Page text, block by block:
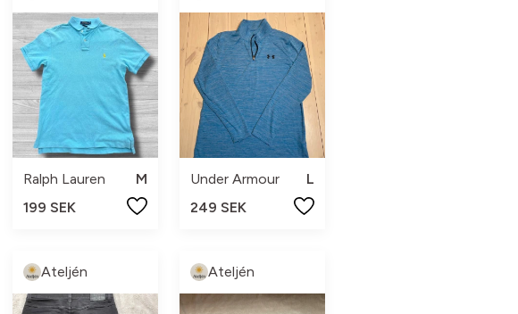
Ralph Lauren
M
199 SEK
Under Armour
L
249 SEK
Ateljén Ateljén